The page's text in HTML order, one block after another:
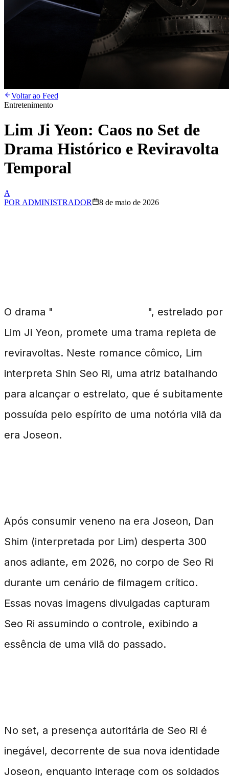
Voltar ao Feed
Entretenimento
Lim Ji Yeon: Caos no Set de
Drama Histórico e Reviravolta
Temporal
A
POR ADMINISTRADOR 8 de maio de 2026
O drama "
", estrelado por
Lim Ji Yeon, promete uma trama repleta de
reviravoltas. Neste romance cômico, Lim
interpreta Shin Seo Ri, uma atriz batalhando
para alcançar o estrelato, que é subitamente
possuída pelo espírito de uma notória vilã da
era Joseon.
Após consumir veneno na era Joseon, Dan
Shim (interpretada por Lim) desperta 300
anos adiante, em 2026, no corpo de Seo Ri
durante um cenário de filmagem crítico.
Essas novas imagens divulgadas capturam
Seo Ri assumindo o controle, exibindo a
essência de uma vilã do passado.
No set, a presença autoritária de Seo Ri é
inegável, decorrente de sua nova identidade
Joseon, enquanto interage com os soldados